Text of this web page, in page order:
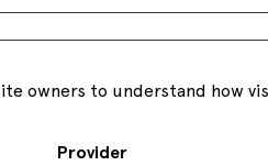
owners to understand how
Provider